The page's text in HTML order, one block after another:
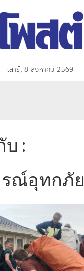
เสาร์, 8 สิงหาคม 2569
บ :
ณ์อุทกภัย